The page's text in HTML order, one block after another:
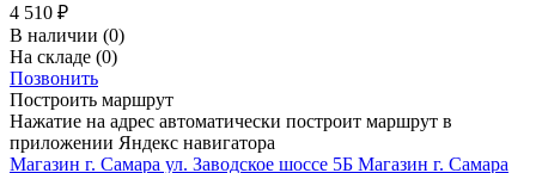
4 510 ₽
В наличии (0)
На складе (0)
Позвонить
Построить маршрут
Нажатие на адрес автоматически построит маршрут в
приложении Яндекс навигатора
Магазин г. Самара ул. Заводское шоссе 5Б Магазин г. Самара